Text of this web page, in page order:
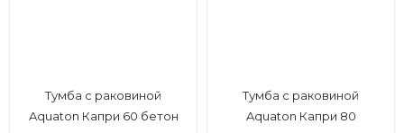
Тумба с раковиной
Aquaton Капри 60 бетон
Тумба с раковиной
Aquaton Капри 80